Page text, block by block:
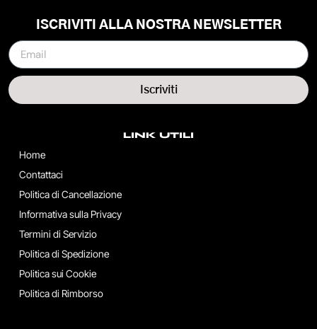
LINK UTILI
Home
Contattaci
Politica di Cancellazione
Informativa sulla Privacy
Termini di Servizio
Politica di Spedizione
Politica sui Cookie
Politica di Rimborso
ISCRIVITI ALLA NOSTRA NEWSLETTER
Iscriviti